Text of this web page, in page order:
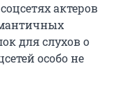
актеров
для слухов о
особо не